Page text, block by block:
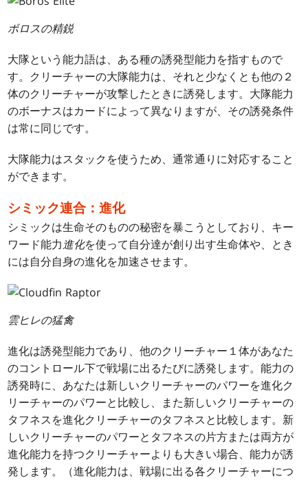
ボロスの精鋭
大隊という能力語は、ある種の誘発型能力を指すもので
す。クリーチャーの大隊能力は、それと少なくとも他の２
体のクリーチャーが攻撃したときに誘発します。大隊能力
のボーナスはカードによって異なりますが、その誘発条件
は常に同じです。
大隊能力はスタックを使うため、通常通りに対応すること
ができます。
シミック連合：進化
シミックは生命そのものの秘密を暴こうとしており、キー
ワード能力進化を使って自分達が創り出す生命体や、とき
には自分自身の進化を加速させます。
雲ヒレの猛禽
進化は誘発型能力であり、他のクリーチャー１体があなた
のコントロール下で戦場に出るたびに誘発します。能力の
誘発時に、あなたは新しいクリーチャーのパワーを進化ク
リーチャーのパワーと比較し、また新しいクリーチャーの
タフネスを進化クリーチャーのタフネスと比較します。新
しいクリーチャーのパワーとタフネスの片方または両方が
進化能力を持つクリーチャーよりも大きい場合、能力が誘
発します。（進化能力は、戦場に出る各クリーチャーにつ